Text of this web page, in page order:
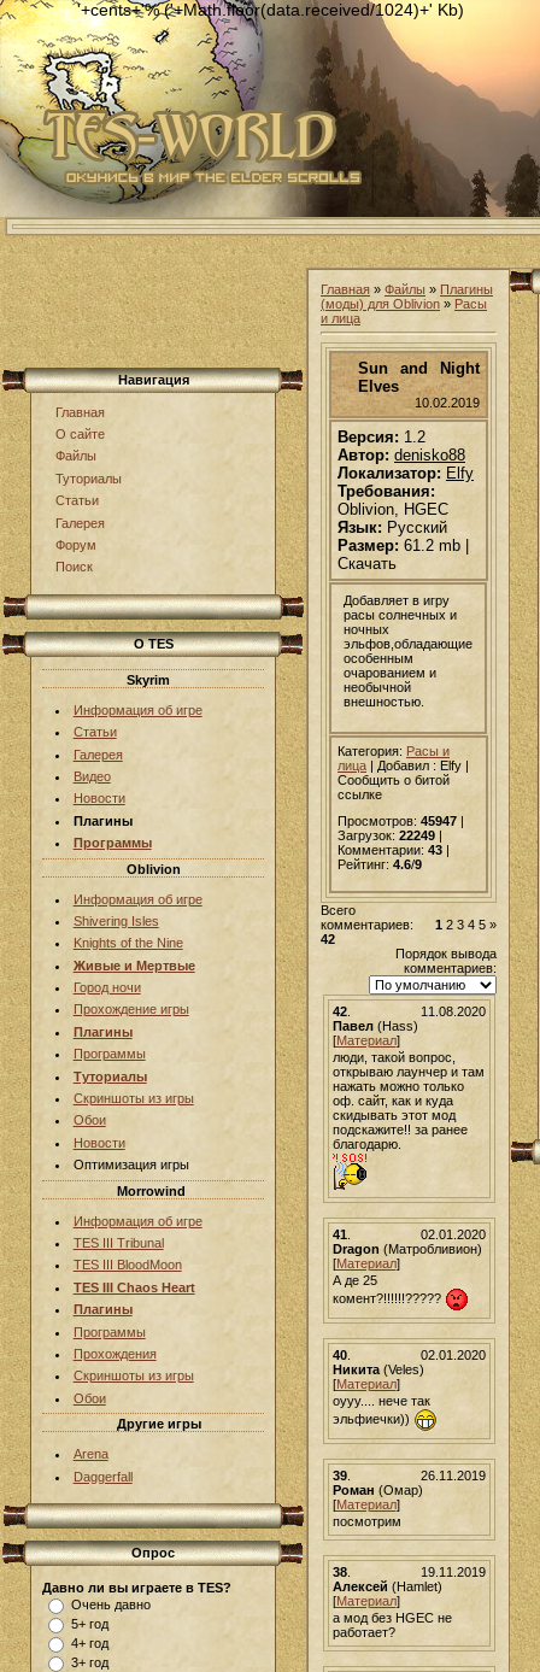
Навигация
Главная
О сайте
Файлы
Туториалы
Статьи
Галерея
Форум
Поиск
О TES
Skyrim
Информация об игре
Статьи
Галерея
Видео
Новости
Плагины
Программы
Oblivion
Информация об игре
Shivering Isles
Knights of the Nine
Живые и Мертвые
Город ночи
Прохождение игры
Плагины
Программы
Туториалы
Скриншоты из игры
Обои
Новости
Оптимизация игры
Morrowind
Информация об игре
TES III Tribunal
TES III BloodMoon
TES III Chaos Heart
Плагины
Программы
Прохождения
Скриншоты из игры
Обои
Другие игры
Arena
Daggerfall
Опрос
Давно ли вы играете в TES?
Очень давно
5+ год
4+ год
3+ год
Главная » Файлы » Плагины
(моды) для Oblivion » Расы
и лица
Sun and Night
Elves
10.02.2019
Версия: 1.2
Автор: denisko88
Локализатор: Elfy
Требования:
Oblivion, HGEC
Язык: Русский
Размер: 61.2 mb |
Скачать
Добавляет в игру
расы солнечных и
ночных
эльфов,обладающие
особенным
очарованием и
необычной
внешностью.
Категория: Расы и
лица | Добавил : Elfy |
Сообщить о битой
ссылке
Просмотров: 45947
Загрузок: 22249
Комментарии: 43
Рейтинг: 4.6/9
Всего
комментариев:
42
1 2 3 4 5 »
Порядок вывода
комментариев:
11.08.2020
42.
Павел(Hass)
[Материал]
люди, такой вопрос,
открываю лаунчер и там
нажать можно только
оф. сайт, как и куда
скидывать этот мод
подскажите!! за ранее
благодарю.
02.01.2020
41
Dragon (Матробливион)
[Материал]
А де 25
комент?!!!!!!?????
02.01.2020
40.
Никита(Veles)
[Материал]
оууу.... нече так
эльфиечки))
26.11.2019
39.
Роман (Омар)
[Материал]
посмотрим
19.11.2019
38.
Алексей (Hamlet)
[Материал]
а мод без HGEC не
работает?
'+cents+'% ('+Math.floor(data.received/1024)+' Kb)